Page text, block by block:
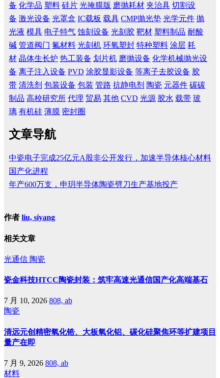
备 化学品 塑料 硅片 光掩膜版 磨抛耗材 夹治具 切割设
备 激光设备 光罩盒 IC载板 载具 CMP抛光垫 光学元件 抛
光液 模具 电子特气 蚀刻设备 光刻胶 靶材 塑料制品 耐酸
碱 管道阀门 氟材料 光刻机 环氧塑封 特种塑料 涂层 耗
材 晶体生长炉 热工装备 划片机 磨抛设备 化学机械抛光设
备 离子注入设备 PVD 涂胶显影设备 等离子去胶设备 胶
带 清洗剂 包装设备 包装 管路 抗静电剂 陶瓷 元器件 碳碳
制品 高校研究所 代理 贸易 其他 CVD 光源 胶水 载带 玻
璃 有机硅 薄膜 密封圈
文章导航
中瓷电子完成25亿元A股非公开发行，加速半导体核心材料
国产化进程
年产600万支，申玥半导体陶瓷劈刀生产基地投产
作者 liu, siyang
相关文章
光通信 陶瓷
瓷金科技HTCC陶瓷封装：筑牢高速光通信国产化高端基石
7 月 10, 2026 808, ab
陶瓷
清远元创精密氧化锆、大板氧化铝、碳化硅聚焦环等扩建项目
量产在即
7 月 9, 2026 808, ab
材料